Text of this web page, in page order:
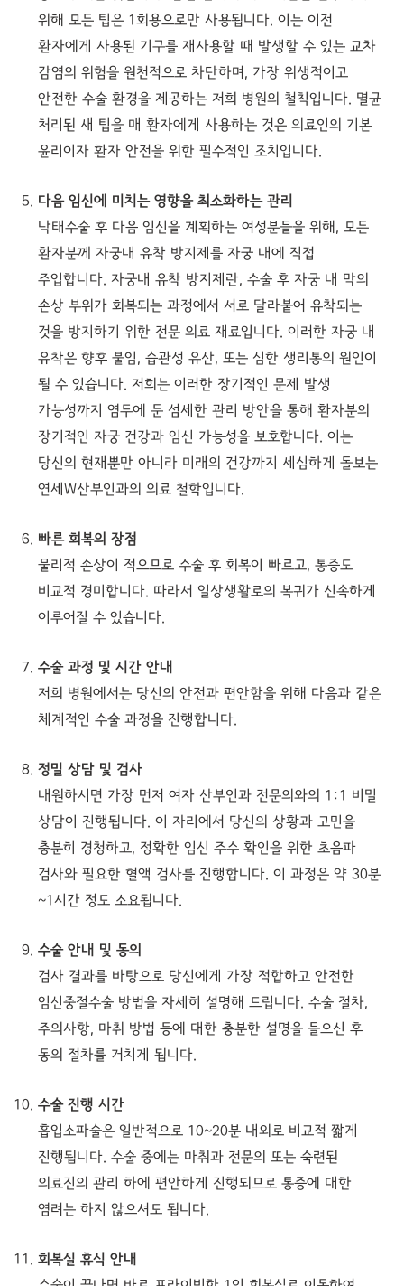
위해 모든 팁은 1회용으로만 사용됩니다. 이는 이전
환자에게 사용된 기구를 재사용할 때 발생할 수 있는 교차
감염의 위험을 원천적으로 차단하며, 가장 위생적이고
안전한 수술 환경을 제공하는 저희 병원의 철칙입니다. 멸균
처리된 새 팁을 매 환자에게 사용하는 것은 의료인의 기본
윤리이자 환자 안전을 위한 필수적인 조치입니다.
다음 임신에 미치는 영향을 최소화하는 관리
낙태수술 후 다음 임신을 계획하는 여성분들을 위해, 모든
환자분께 자궁내 유착 방지제를 자궁 내에 직접
주입합니다. 자궁내 유착 방지제란, 수술 후 자궁 내 막의
손상 부위가 회복되는 과정에서 서로 달라붙어 유착되는
것을 방지하기 위한 전문 의료 재료입니다. 이러한 자궁 내
유착은 향후 불임, 습관성 유산, 또는 심한 생리통의 원인이
될 수 있습니다. 저희는 이러한 장기적인 문제 발생
가능성까지 염두에 둔 섬세한 관리 방안을 통해 환자분의
장기적인 자궁 건강과 임신 가능성을 보호합니다. 이는
당신의 현재뿐만 아니라 미래의 건강까지 세심하게 돌보는
연세W산부인과의 의료 철학입니다.
빠른 회복의 장점
물리적 손상이 적으므로 수술 후 회복이 빠르고, 통증도
비교적 경미합니다. 따라서 일상생활로의 복귀가 신속하게
이루어질 수 있습니다.
수술 과정 및 시간 안내
저희 병원에서는 당신의 안전과 편안함을 위해 다음과 같은
체계적인 수술 과정을 진행합니다.
정밀 상담 및 검사
내원하시면 가장 먼저 여자 산부인과 전문의와의 1:1 비밀
상담이 진행됩니다. 이 자리에서 당신의 상황과 고민을
충분히 경청하고, 정확한 임신 주수 확인을 위한 초음파
검사와 필요한 혈액 검사를 진행합니다. 이 과정은 약 30분
~1시간 정도 소요됩니다.
수술 안내 및 동의
검사 결과를 바탕으로 당신에게 가장 적합하고 안전한
임신중절수술 방법을 자세히 설명해 드립니다. 수술 절차,
주의사항, 마취 방법 등에 대한 충분한 설명을 들으신 후
동의 절차를 거치게 됩니다.
수술 진행 시간
흡입소파술은 일반적으로 10~20분 내외로 비교적 짧게
진행됩니다. 수술 중에는 마취과 전문의 또는 숙련된
의료진의 관리 하에 편안하게 진행되므로 통증에 대한
염려는 하지 않으셔도 됩니다.
회복실 휴식 안내